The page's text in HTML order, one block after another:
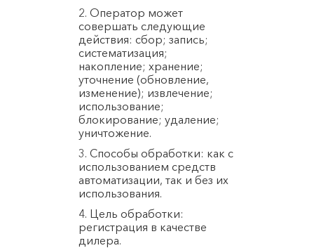
2. Оператор может
совершать следующие
действия: сбор; запись;
систематизация;
накопление; хранение;
уточнение (обновление,
изменение); извлечение;
использование;
блокирование; удаление;
уничтожение.
3. Способы обработки: как с
использованием средств
автоматизации, так и без их
использования.
4. Цель обработки:
регистрация в качестве
дилера.